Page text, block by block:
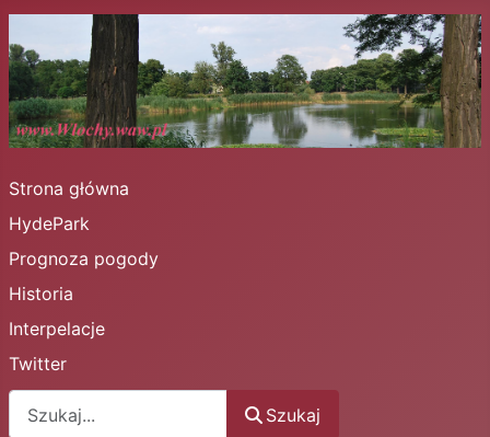
Strona główna
HydePark
Prognoza pogody
Historia
Interpelacje
Twitter
Szukaj